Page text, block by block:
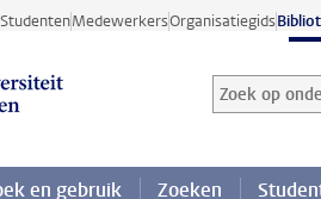
StudentenMedewerkersOrganisatiegids
Zoek op
Zoekterm
en gebruik Zoeken